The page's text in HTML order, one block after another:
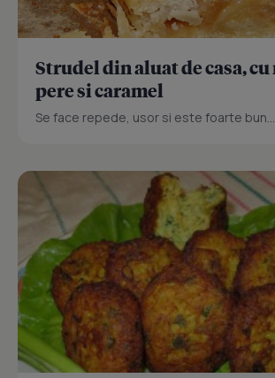
Strudel din aluat de casa, cu
pere si caramel
Se face repede, usor si este foarte bun...